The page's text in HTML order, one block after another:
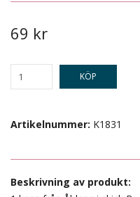
69 kr
KÖP
Artikelnummer: K1831
Beskrivning av produkt: